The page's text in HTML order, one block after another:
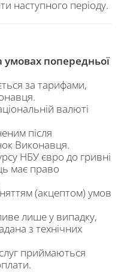
наступного періоду.
умовах попередньої
за тарифами,
валюті
після
Виконавця.
НБУ євро до гривні
має право
(акцептом) умов
лише у випадку,
з технічних
приймаються